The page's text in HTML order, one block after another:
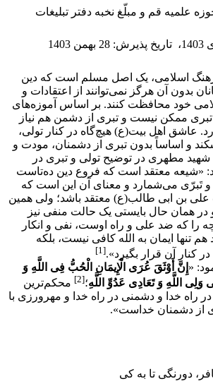
علمیه قم و مبلّغ نخبه دفتر تبلیغات
، تاریخ پذیرش: 28 بهمن 1403
اسلامی، یک اصل مسلم است که دین
بدون آن هرگز نمی‌توانند از اعتقادات و
خود محافظت کنند. بر اساس آموزه‌های
تبری ممکن نیست و تبری از دشمن هم نیاز
عاشق اهل ‌بیت(ع) هیچ‌گاه در کنار تولى،
و اساساً بدون تبرى از دشمنان، مودت و
شهید مطهری در توضیح تولی و تبری در
«شیعه معتقد است که فروع دین ده‌تاست
و تَبرّی می‌شمارد و معنای آن این است که
علی بن ابی‏ طالب(ع) معتقد باشد؛ ولی همین
همان حال بایستی یک حالت منفی نیز
را که ضد علی و راه اوست، نفی و انکار
هم تنها ایمان به الله کافی نیست، بلکه
کنار آن قرار بگیرد».[1]
« إِنَّ أَوْثَقَ عُرَى الْإِیمَانِ الْحُبُّ فِی اللَّهِ وَ
وَلِی اللَّهِ وَ تَعَادِی عَدُوِّ اللَّهِ؛[2]
محکم‌ترین
راه خدا و دشمنى در راه خدا و مهرورزى با
از دشمنان خداست».
دورنگی تا به کی